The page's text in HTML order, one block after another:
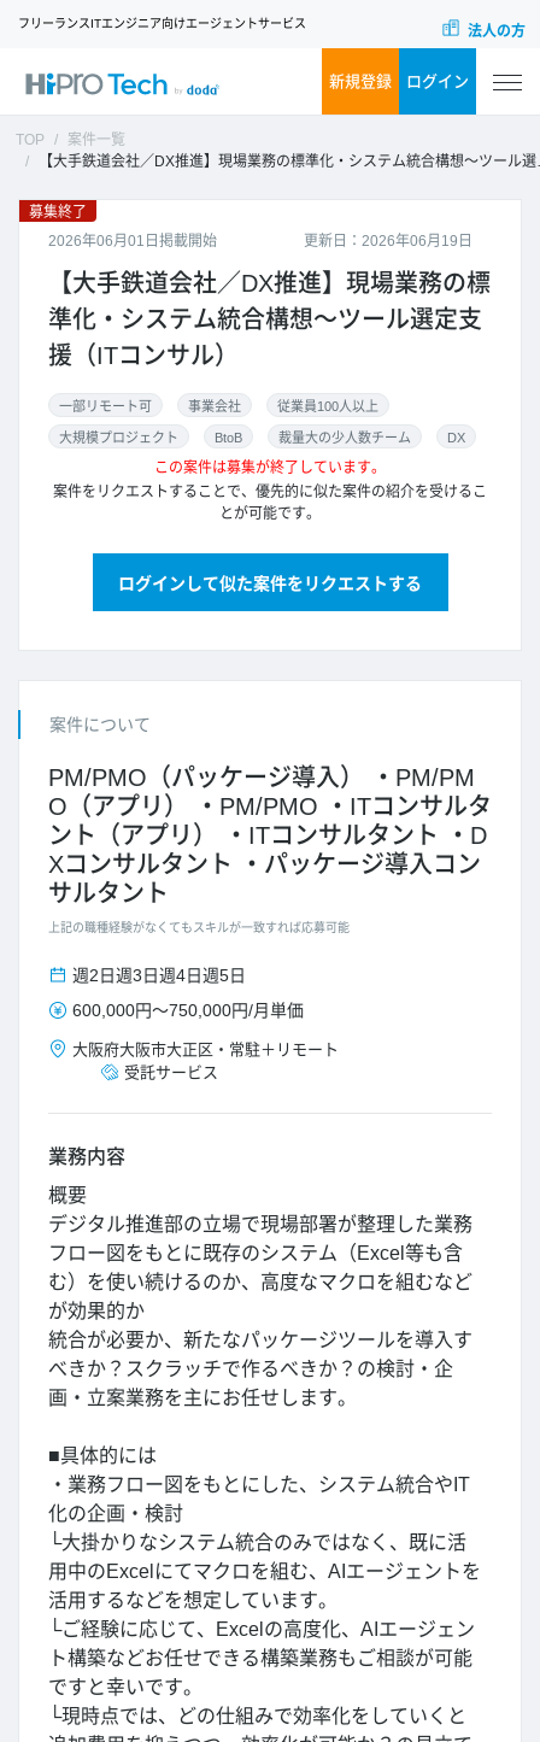
フリーランスITエンジニア向けエージェントサービス 法人の方
新規登録 ログイン
TOP
案件一覧
【大手鉄道会社／DX推進】現場業務の標準化・システム統合構想～ツール選定支援（ITコンサル）
更新日：2026年06月19日
募集終了
2026年06月01日掲載開始
【大手鉄道会社／DX推進】現場業務の標
準化・システム統合構想～ツール選定支
援（ITコンサル）
一部リモート可 事業会社 従業員100人以上
大規模プロジェクト BtoB 裁量大の少人数チーム DX
この案件は募集が終了しています。
案件をリクエストすることで、優先的に似た案件の紹介を受けるこ
とが可能です。
ログインして似た案件をリクエストする
案件について
PM/PMO（パッケージ導入）
PM/PM
O（アプリ）
PM/PMO
ITコンサルタ
ント（アプリ）
ITコンサルタント
D
Xコンサルタント
パッケージ導入コン
サルタント
上記の職種経験がなくてもスキルが一致すれば応募可能
週2日週3日週4日週5日
600,000円～750,000円/月単価
大阪府大阪市大正区 ・ 常駐＋リモート
受託サービス
業務内容
概要
デジタル推進部の立場で現場部署が整理した業務
フロー図をもとに既存のシステム（Excel等も含
む）を使い続けるのか、高度なマクロを組むなど
が効果的か
統合が必要か、新たなパッケージツールを導入す
べきか？スクラッチで作るべきか？の検討・企
画・立案業務を主にお任せします。
■具体的には
・業務フロー図をもとにした、システム統合やIT
化の企画・検討
└大掛かりなシステム統合のみではなく、既に活
用中のExcelにてマクロを組む、AIエージェントを
活用するなどを想定しています。
└ご経験に応じて、Excelの高度化、AIエージェン
ト構築などお任せできる構築業務もご相談が可能
ですと幸いです。
└現時点では、どの仕組みで効率化をしていくと